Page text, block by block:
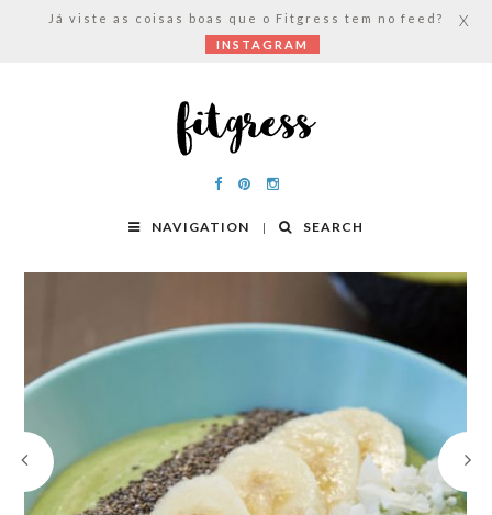
NAVIGATION SEARCH
Já viste as coisas boas que o Fitgress tem no feed?
INSTAGRAM
X